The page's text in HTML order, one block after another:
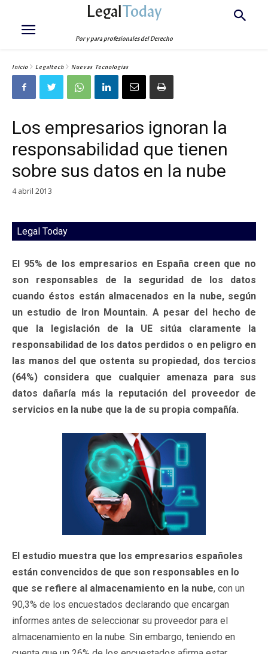
LegalToday
Por y para profesionales del Derecho
Inicio Legaltech Nuevas Tecnologías
Los empresarios ignoran la
responsabilidad que tienen
sobre sus datos en la nube
4 abril 2013
Legal Today
El 95% de los empresarios en España creen que no
son responsables de la seguridad de los datos
cuando éstos están almacenados en la nube, según
un estudio de Iron Mountain. A pesar del hecho de
que la legislación de la UE sitúa claramente la
responsabilidad de los datos perdidos o en peligro en
las manos del que ostenta su propiedad, dos tercios
(64%) considera que cualquier amenaza para sus
datos dañaría más la reputación del proveedor de
servicios en la nube que la de su propia compañía.
El estudio muestra que los empresarios españoles
están convencidos de que son responsables en lo
que se refiere al almacenamiento en la nube, con un
90,3% de los encuestados declarando que encargan
informes antes de seleccionar su proveedor para el
almacenamiento en la nube. Sin embargo, teniendo en